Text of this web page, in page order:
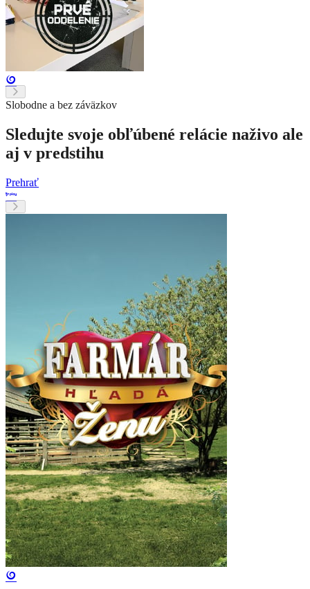
Slobodne a bez záväzkov
Sledujte svoje obľúbené relácie naživo ale
aj v predstihu
Prehrať